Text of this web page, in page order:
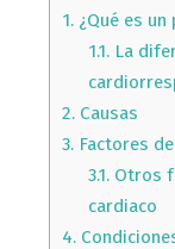
1.¿Qué es un
1.1. La
2.Causas
3.Factores
3.1. Otros
cardiaco
4.